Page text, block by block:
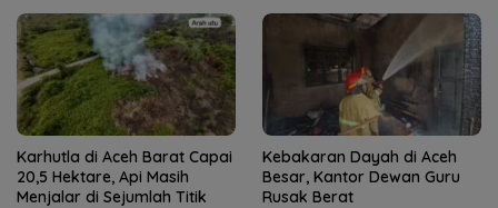
Karhutla di Aceh Barat Capai
20,5 Hektare, Api Masih
Menjalar di Sejumlah Titik
Kebakaran Dayah di Aceh
Besar, Kantor Dewan Guru
Rusak Berat